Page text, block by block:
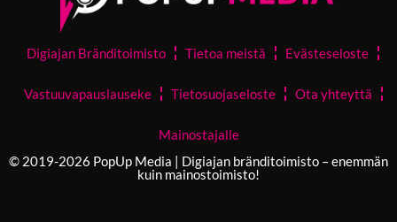
Digiajan Bränditoimisto Tietoa meistä Evästeseloste
Vastuuvapauslauseke Tietosuojaseloste Ota yhteyttä
Mainostajalle
© 2019-2026 PopUp Media | Digiajan bränditoimisto – enemmän
kuin mainostoimisto!